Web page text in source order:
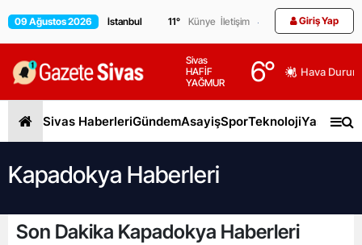
09 Ağustos 2026 11° Künye İletişim Giriş Yap
Sivas
HAFİF
YAĞMUR
6° Hava
Sivas HaberleriGündemAsayişSporTeknolojiYaşam
Kapadokya Haberleri
Son Dakika Kapadokya Haberleri